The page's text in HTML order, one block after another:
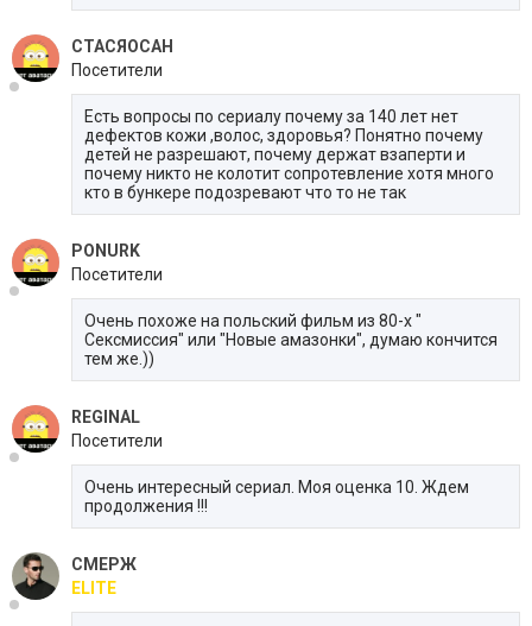
СТАСЯОСАН
Посетители
Есть вопросы по сериалу почему за 140 лет нет
дефектов кожи ,волос, здоровья? Понятно почему
детей не разрешают, почему держат взаперти и
почему никто не колотит сопротевление хотя много
кто в бункере подозревают что то не так
PONURK
Посетители
Очень похоже на польский фильм из 80-х "
Сексмиссия" или "Новые амазонки", думаю кончится
тем же.))
REGINAL
Посетители
Очень интересный сериал. Моя оценка 10. Ждем
продолжения !!!
СМЕРЖ
ELITE